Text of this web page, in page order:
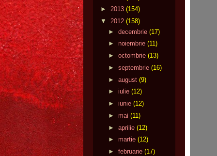
► 2013 (154)
▼
2012 (158)
► decembrie (17)
► noiembrie (11)
► octombrie (13)
► septembrie (16)
► august (9)
► iulie (12)
► iunie (12)
► mai (11)
► aprilie (12)
► martie (12)
► februarie (17)